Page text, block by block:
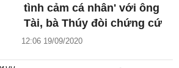
tình cảm cá nhân' với ông
Tài, bà Thúy đòi chứng cứ
12:06 19/09/2020